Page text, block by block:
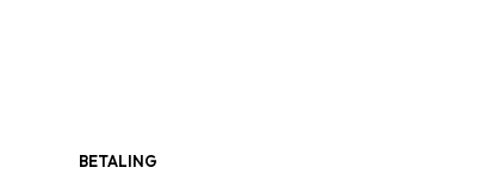
BETALING